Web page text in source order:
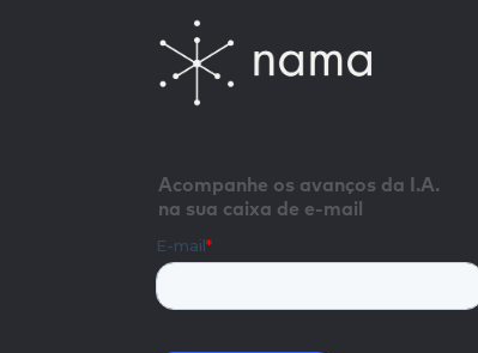
Acompanhe os avanços da I.A.
na sua caixa de e-mail